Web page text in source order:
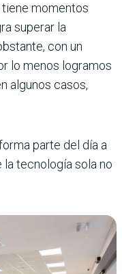
momentos
superar la
con un
lo menos logramos
algunos casos,
parte del día a
la tecnología sola no